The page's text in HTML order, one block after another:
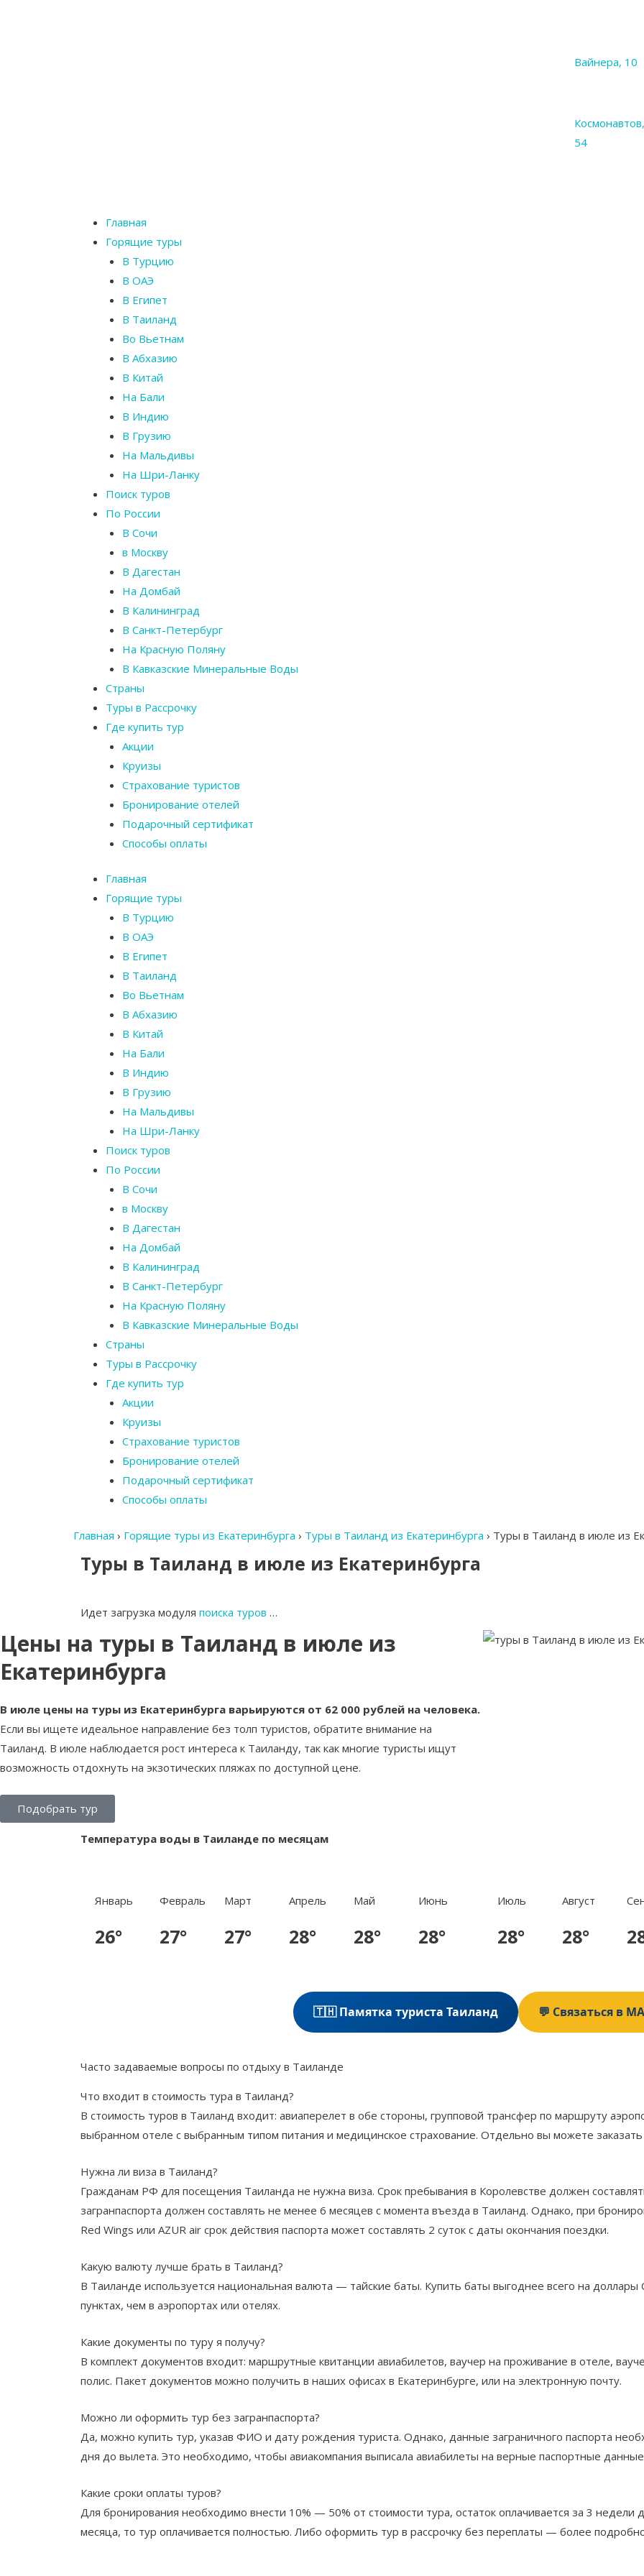
Вайнера, 10
Космонавтов,
54
Главная
Горящие туры
В Турцию
В ОАЭ
В Египет
В Таиланд
Во Вьетнам
В Абхазию
В Китай
На Бали
В Индию
В Грузию
На Мальдивы
На Шри-Ланку
Поиск туров
По России
В Сочи
в Москву
В Дагестан
На Домбай
В Калининград
В Санкт-Петербург
На Красную Поляну
В Кавказские Минеральные Воды
Страны
Туры в Рассрочку
Где купить тур
Акции
Круизы
Страхование туристов
Бронирование отелей
Подарочный сертификат
Способы оплаты
Главная
Горящие туры
В Турцию
В ОАЭ
В Египет
В Таиланд
Во Вьетнам
В Абхазию
В Китай
На Бали
В Индию
В Грузию
На Мальдивы
На Шри-Ланку
Поиск туров
По России
В Сочи
в Москву
В Дагестан
На Домбай
В Калининград
В Санкт-Петербург
На Красную Поляну
В Кавказские Минеральные Воды
Страны
Туры в Рассрочку
Где купить тур
Акции
Круизы
Страхование туристов
Бронирование отелей
Подарочный сертификат
Способы оплаты
Главная › Горящие туры из Екатеринбурга › Туры в Таиланд из Екатеринбурга › Туры в Таиланд в июле из
Туры в Таиланд в июле из Екатеринбурга
Идет загрузка модуля поиска туров …
Цены на туры в Таиланд в июле из
Екатеринбурга
В июле цены на туры из Екатеринбурга варьируются от 62 000 рублей на человека.
Если вы ищете идеальное направление без толп туристов, обратите внимание на
Таиланд. В июле наблюдается рост интереса к Таиланду, так как многие туристы ищут
возможность отдохнуть на экзотических пляжах по доступной цене.
Подобрать тур
Температура воды в Таиланде по месяцам
Январь
26°
Февраль
27°
Март
27°
Апрель
28°
Май
28°
Июнь
28°
Июль
28°
Август
28°
🇹🇭 Памятка туриста Таиланд 💬 Связаться в
Часто задаваемые вопросы по отдыху в Таиланде
Что входит в стоимость тура в Таиланд?
В стоимость туров в Таиланд входит: авиаперелет в обе стороны, групповой трансфер по маршруту
выбранном отеле с выбранным типом питания и медицинское страхование. Отдельно вы можете
Нужна ли виза в Таиланд?
Гражданам РФ для посещения Таиланда не нужна виза. Срок пребывания в Королевстве должен
загранпаспорта должен составлять не менее 6 месяцев с момента въезда в Таиланд. Однако, при
Red Wings или AZUR air срок действия паспорта может составлять 2 суток с даты окончания поездки.
Какую валюту лучше брать в Таиланд?
В Таиланде используется национальная валюта — тайские баты. Купить баты выгоднее всего на
пунктах, чем в аэропортах или отелях.
Какие документы по туру я получу?
В комплект документов входит: маршрутные квитанции авиабилетов, ваучер на проживание в отеле,
полис. Пакет документов можно получить в наших офисах в Екатеринбурге, или на электронную почту.
Можно ли оформить тур без загранпаспорта?
Да, можно купить тур, указав ФИО и дату рождения туриста. Однако, данные заграничного паспорта
дня до вылета. Это необходимо, чтобы авиакомпания выписала авиабилеты на верные паспортные
Какие сроки оплаты туров?
Для бронирования необходимо внести 10% — 50% от стоимости тура, остаток оплачивается за 3 недели
месяца, то тур оплачивается полностью. Либо оформить тур в рассрочку без переплаты — более